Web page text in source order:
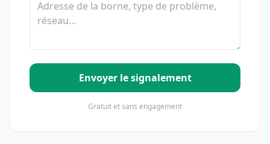
Envoyer le signalement
Gratuit et sans engagement